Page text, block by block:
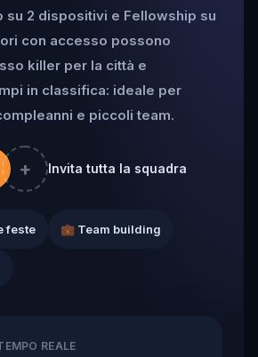
su 2 dispositivi e Fellowship su
con accesso possono
killer per la città e
in classifica: ideale per
e piccoli team.
+ Invita tutta la squadra
feste 💼 Team building
REALE